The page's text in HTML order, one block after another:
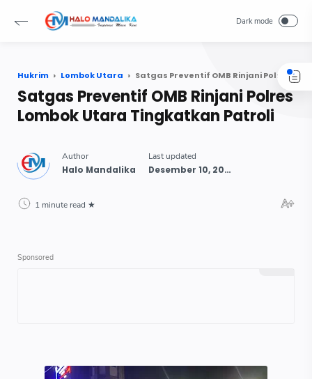
Hukrim Lombok Utara Satgas Preventif OMB Rinjani Polres Lombok Utara Tingkatkan Patroli
Satgas Preventif OMB Rinjani Polres
Lombok Utara Tingkatkan Patroli
1 minute read